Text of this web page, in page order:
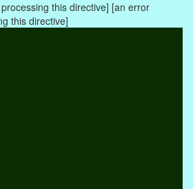
this directive] [an error
this directive]